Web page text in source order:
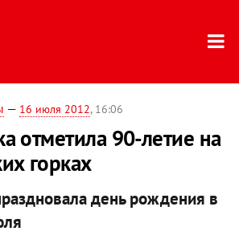
— 16 июля 2012, 16:06
отметила 90-летие на
горках
день рождения в